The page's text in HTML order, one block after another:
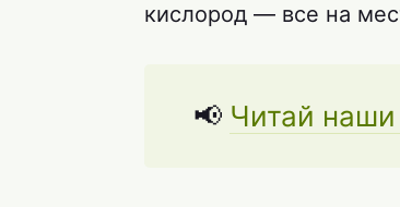
кислород — все на
📢 Читай